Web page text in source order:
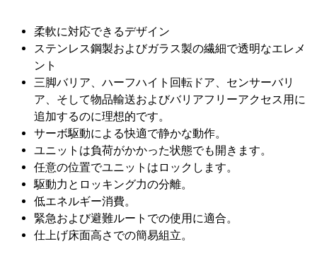
柔軟に対応できるデザイン
ステンレス鋼製およびガラス製の繊細で透明なエレメ
ント
三脚バリア、ハーフハイト回転ドア、センサーバリ
ア、そして物品輸送およびバリアフリーアクセス用に
追加するのに理想的です。
サーボ駆動による快適で静かな動作。
ユニットは負荷がかかった状態でも開きます。
任意の位置でユニットはロックします。
駆動力とロッキング力の分離。
低エネルギー消費。
緊急および避難ルートでの使用に適合。
仕上げ床面高さでの簡易組立。